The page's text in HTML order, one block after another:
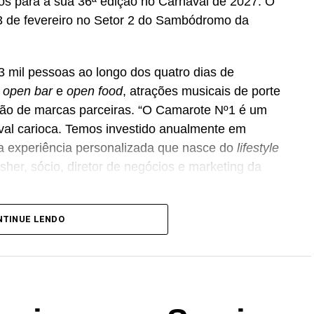
fevereiro no Setor 2 do Sambódromo da
mil pessoas ao longo dos quatro dias de
open bare open food, atrações musicais de porte
de marcas parceiras. “O Camarote Nº1 é um
carioca. Temos investido anualmente em
experiência personalizada que nasce do lifestyle
sócio, diretor de negócios e marketing da
Banco_ em parceria com a Storymakers e a
ecossistema da Holding Clube. O projeto
conceito focado na valorização da cultura
compra no canal oficial da Ticketmaster,
LENDO